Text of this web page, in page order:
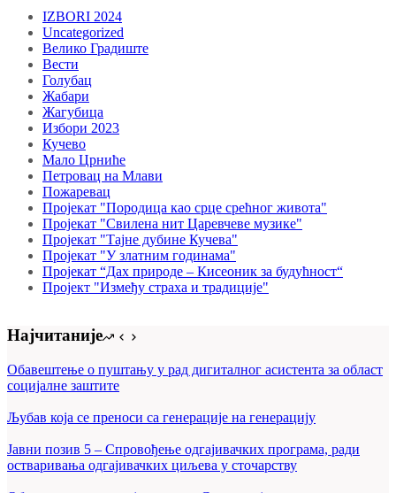
IZBORI 2024
Uncategorized
Велико Градиште
Вести
Голубац
Жабари
Жагубица
Избори 2023
Кучево
Мало Црниће
Петровац на Млави
Пожаревац
Пројекат "Породица као срце срећног живота"
Пројекат "Свилена нит Царевчеве музике"
Пројекат "Тајне дубине Кучева"
Пројекат "У златним годинама"
Пројекат “Дах природе – Кисеоник за будућност“
Пројект "Између страха и традиције"
Најчитаније
Обавештење о пуштању у рад дигиталног асистента за област
социјалне заштите
Љубав која се преноси са генерације на генерацију
Јавни позив 5 – Спровођење одгајивачких програма, ради
остваривања одгајивачких циљева у сточарству